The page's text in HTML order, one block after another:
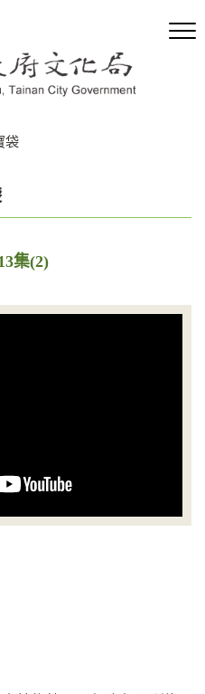
袋
集(2)